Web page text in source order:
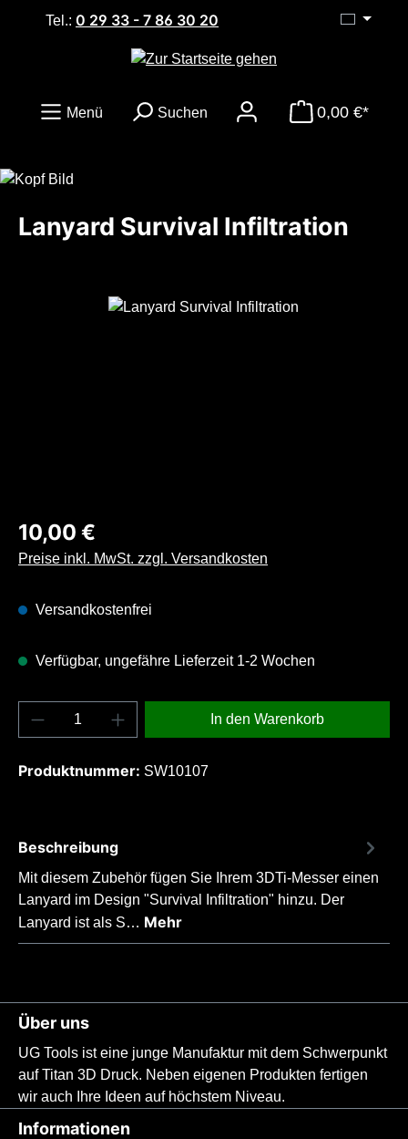
Zum Hauptinhalt springen
Tel.: 0 29 33 - 7 86 30 20
Menü Suchen 0,00 €*
Lanyard Survival Infiltration
Bildergalerie überspringen
Regulärer Preis:
10,00 €
Preise inkl. MwSt. zzgl. Versandkosten
Versandkostenfrei
Verfügbar, ungefähre Lieferzeit 1-2 Wochen
Produkt Anzahl: Gib den gewünschten
In den Warenkorb
Produktnummer: SW10107
Beschreibung
Mit diesem Zubehör fügen Sie Ihrem 3DTi-Messer einen
Lanyard im Design "Survival Infiltration" hinzu. Der
Lanyard ist als S… Mehr
Über uns
UG Tools ist eine junge Manufaktur mit dem Schwerpunkt
auf Titan 3D Druck. Neben eigenen Produkten fertigen
wir auch Ihre Ideen auf höchstem Niveau.
Informationen